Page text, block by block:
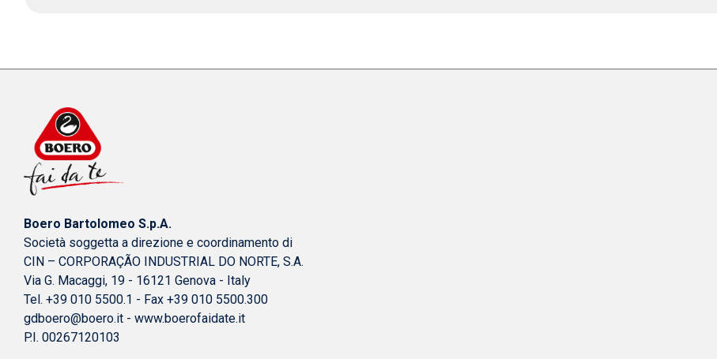
Boero Bartolomeo S.p.A.
Società soggetta a direzione e coordinamento di
CIN – CORPORAÇÃO INDUSTRIAL DO NORTE, S.A.
Via G. Macaggi, 19 - 16121 Genova - Italy
Tel. +39 010 5500.1 - Fax +39 010 5500.300
gdboero@boero.it - www.boerofaidate.it
P.I. 00267120103